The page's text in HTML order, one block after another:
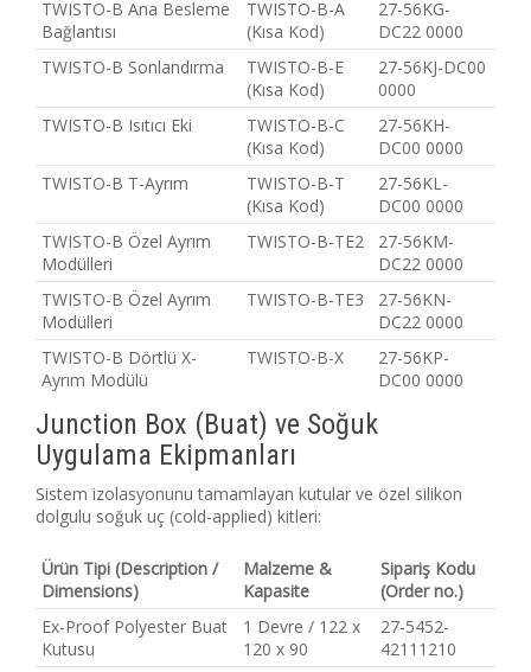
TWISTO-B Ana Besleme
Bağlantısı
TWISTO-B-A
(Kısa Kod)
27-56KG-
DC22 0000
TWISTO-B Sonlandırma
TWISTO-B-E
(Kısa Kod)
27-56KJ-DC00
0000
TWISTO-B Isıtıcı Eki
TWISTO-B-C
(Kısa Kod)
27-56KH-
DC00 0000
TWISTO-B T-Ayrım
TWISTO-B-T
(Kısa Kod)
27-56KL-
DC00 0000
TWISTO-B Özel Ayrım
Modülleri
TWISTO-B-TE2
27-56KM-
DC22 0000
TWISTO-B Özel Ayrım
Modülleri
TWISTO-B-TE3
27-56KN-
DC22 0000
TWISTO-B Dörtlü X-
Ayrım Modülü
TWISTO-B-X
27-56KP-
DC00 0000
Junction Box (Buat) ve Soğuk
Uygulama Ekipmanları
Sistem izolasyonunu tamamlayan kutular ve özel silikon
dolgulu soğuk uç (cold-applied) kitleri:
Ürün Tipi (Description /
Dimensions)
Malzeme &
Kapasite
Sipariş Kodu
(Order no.)
Ex-Proof Polyester Buat
Kutusu
1 Devre / 122 x
120 x 90
27-5452-
42111210